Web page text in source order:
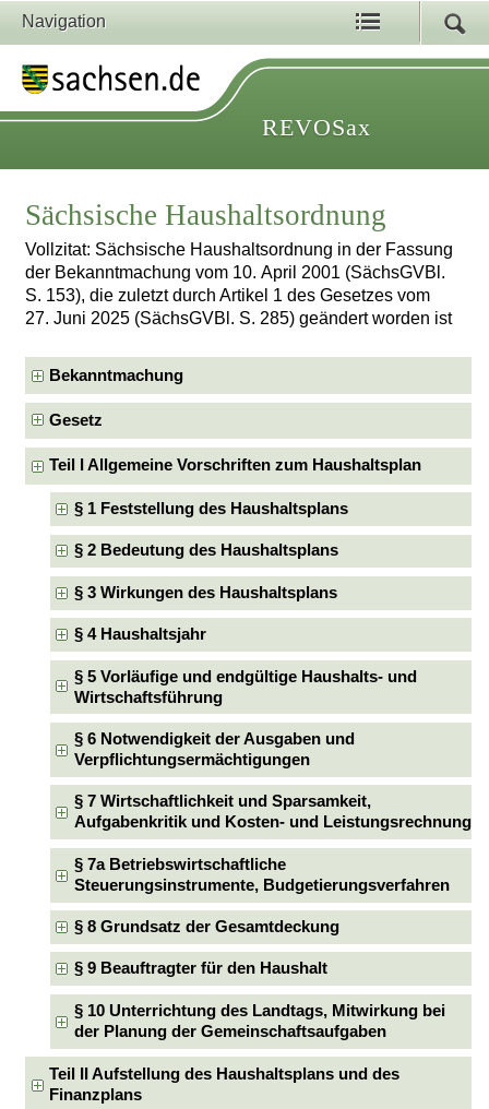
Navigation
REVOSax
Sächsische Haushaltsordnung
Vollzitat: Sächsische Haushaltsordnung in der Fassung
der Bekanntmachung vom 10. April 2001 (SächsGVBl.
S. 153), die zuletzt durch Artikel 1 des Gesetzes vom
27. Juni 2025 (SächsGVBl. S. 285) geändert worden ist
Bekanntmachung
Gesetz
Teil I Allgemeine Vorschriften zum Haushaltsplan
§ 1 Feststellung des Haushaltsplans
§ 2 Bedeutung des Haushaltsplans
§ 3 Wirkungen des Haushaltsplans
§ 4 Haushaltsjahr
§ 5 Vorläufige und endgültige Haushalts- und
Wirtschaftsführung
§ 6 Notwendigkeit der Ausgaben und
Verpflichtungsermächtigungen
§ 7 Wirtschaftlichkeit und Sparsamkeit,
Aufgabenkritik und Kosten- und Leistungsrechnung
§ 7a Betriebswirtschaftliche
Steuerungsinstrumente, Budgetierungsverfahren
§ 8 Grundsatz der Gesamtdeckung
§ 9 Beauftragter für den Haushalt
§ 10 Unterrichtung des Landtags, Mitwirkung bei
der Planung der Gemeinschaftsaufgaben
Teil II Aufstellung des Haushaltsplans und des
Finanzplans